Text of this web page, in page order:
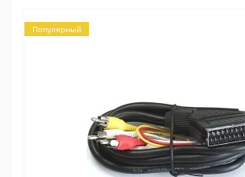
Популярный